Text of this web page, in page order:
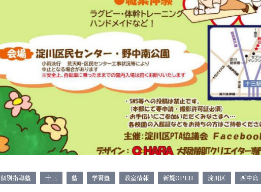
個別指導塾 十三 塾 学習塾 教室情報 新規OPEN 淀川区 西中島